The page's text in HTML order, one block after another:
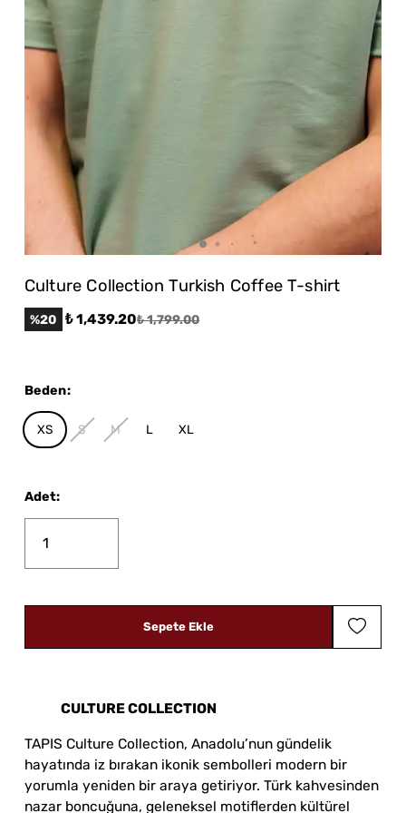
Culture Collection Turkish Coffee T-shirt
%20 ₺ 1,439.20₺ 1,799.00
CULTURE COLLECTION
TAPIS Culture Collection, Anadolu’nun gündelik
hayatında iz bırakan ikonik sembolleri modern bir
yorumla yeniden bir araya getiriyor. Türk kahvesinden
nazar boncuğuna, geleneksel motiflerden kültürel
Beden:
XS S M L XL
Adet:
Sepete Ekle